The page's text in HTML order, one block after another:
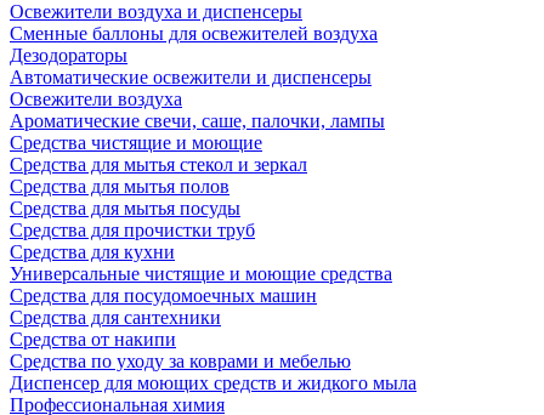
Освежители воздуха и диспенсеры
Сменные баллоны для освежителей воздуха
Дезодораторы
Автоматические освежители и диспенсеры
Освежители воздуха
Ароматические свечи, саше, палочки, лампы
Средства чистящие и моющие
Средства для мытья стекол и зеркал
Средства для мытья полов
Средства для мытья посуды
Средства для прочистки труб
Средства для кухни
Универсальные чистящие и моющие средства
Средства для посудомоечных машин
Средства для сантехники
Средства от накипи
Средства по уходу за коврами и мебелью
Диспенсер для моющих средств и жидкого мыла
Профессиональная химия